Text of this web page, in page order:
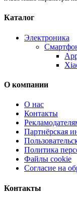
Каталог
Электроника
О компании
О нас
Контакты
Партнёрская
Политика
Файлы cookie
Согласие на
Контакты